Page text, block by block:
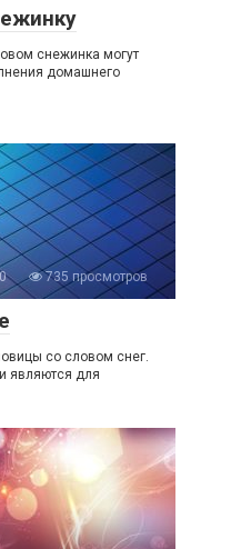
снежинка могут
домашнего
0
735 просмотров
со словом снег.
являются для